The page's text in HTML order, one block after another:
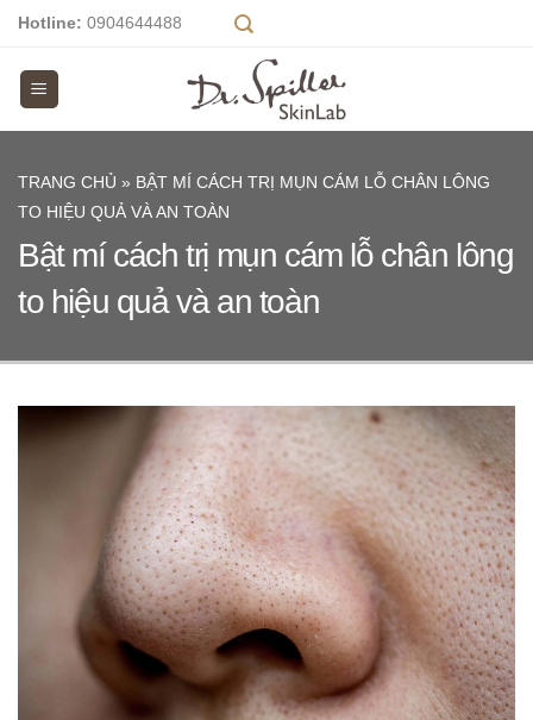
Skip
content
Hotline: 0904644488
TRANG CHỦ » BẬT MÍ CÁCH TRỊ MỤN CÁM LỖ CHÂN LÔNG
TO HIỆU QUẢ VÀ AN TOÀN
Bật mí cách trị mụn cám lỗ chân lông
to hiệu quả và an toàn